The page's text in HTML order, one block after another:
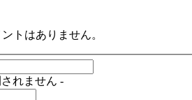
トはありません。
れません -